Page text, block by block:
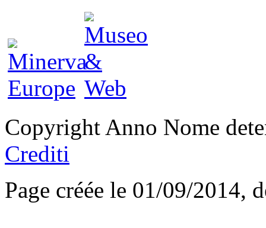
Copyright Anno Nome
Crediti
Page créée le 01/09/2014,